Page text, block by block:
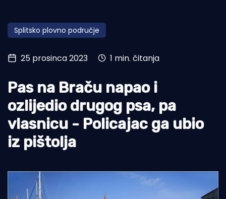
Obala
Otoci
Turizam i nautika
Pomorstvo
Ribolov
Ekologija
Tradicija i kultura
Splitsko plovno područje
25 prosinca 2023 1 min. čitanja
Pas na Braču napao i
ozlijedio drugog psa, pa
vlasnicu - Policajac ga ubio
iz pištolja